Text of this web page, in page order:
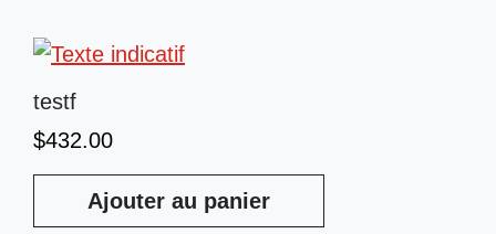
testf
$432.00
Ajouter au panier